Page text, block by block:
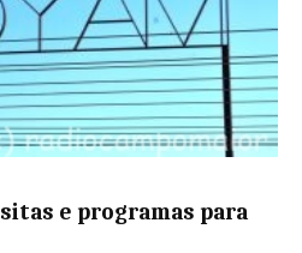
e programas para